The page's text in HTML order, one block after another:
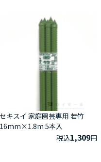
セキスイ 家庭園芸専用 若竹
16mm×1.8m 5本入
税込1,309円